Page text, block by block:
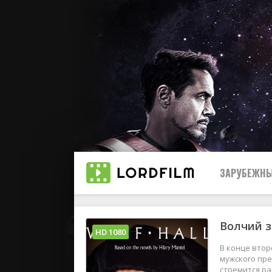
Все
2019
Волчий
В конце
мужского
стремится
HD 1080